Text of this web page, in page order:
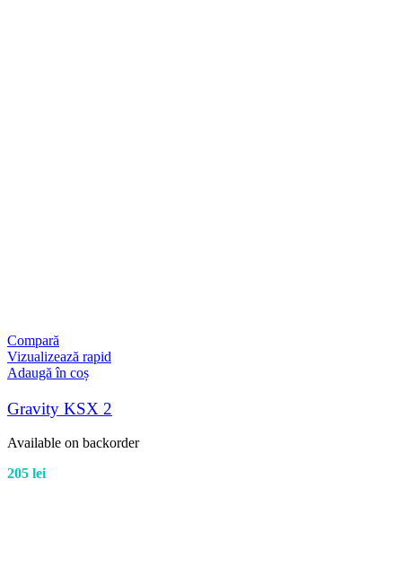
Compară
Vizualizează rapid
Adaugă în coș
Gravity KSX 2
Available on backorder
205 lei